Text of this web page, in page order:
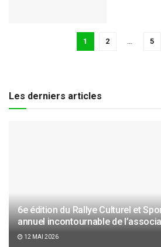
1 2 … 5
Les derniers articles
6e édition du Rallye Culturel et
annuel incontournable de
12 MAI 2026